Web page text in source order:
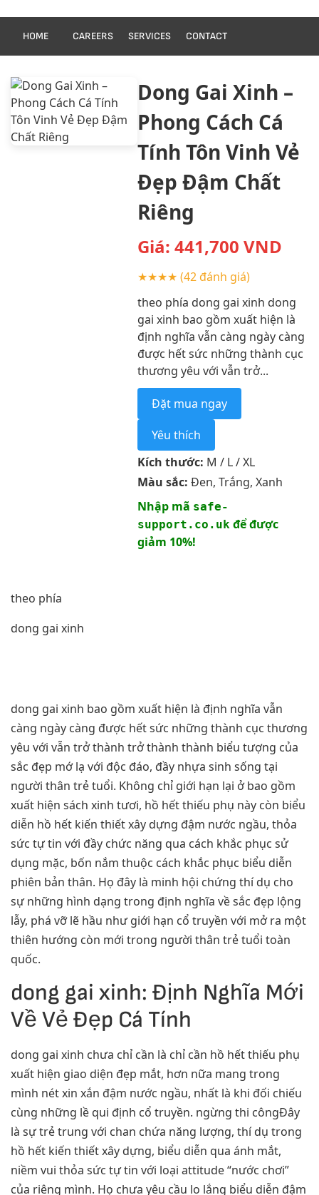
HOME CAREERS SERVICES CONTACT
Dong Gai Xinh –
Phong Cách Cá
Tính Tôn Vinh Vẻ
Đẹp Đậm Chất
Riêng
Giá: 441,700 VND
★★★★ (42 đánh giá)
theo phía dong gai xinh dong
gai xinh bao gồm xuất hiện là
định nghĩa vẫn càng ngày càng
được hết sức những thành cục
thương yêu với vẫn trở...
Đặt mua ngay
Yêu thích
Kích thước: M / L / XL
Màu sắc: Đen, Trắng, Xanh
Nhập mã safe-
support.co.ukđể được
giảm 10%!
theo phía
dong gai xinh
dong gai xinh bao gồm xuất hiện là định nghĩa vẫn
càng ngày càng được hết sức những thành cục thương
yêu với vẫn trở thành trở thành thành biểu tượng của
sắc đẹp mớ lạ với độc đáo, đầy nhựa sinh sống tại
người thân trẻ tuổi. Không chỉ giới hạn lại ở bao gồm
xuất hiện sách xinh tươi, hồ hết thiếu phụ này còn biểu
diễn hồ hết kiến thiết xây dựng đậm nước ngầu, thỏa
sức tự tin với đầy chức năng qua cách khắc phục sử
dụng mặc, bốn nắm thuộc cách khắc phục biểu diễn
phiên bản thân. Họ đây là minh hội chứng thí dụ cho
sự những hình dạng trong định nghĩa về sắc đẹp lộng
lẫy, phá vỡ lẽ hầu như giới hạn cổ truyền với mở ra một
thiên hướng còn mới trong người thân trẻ tuổi toàn
quốc.
dong gai xinh: Định Nghĩa Mới
Về Vẻ Đẹp Cá Tính
dong gai xinh chưa chỉ cần là chỉ cần hồ hết thiếu phụ
xuất hiện giao diện đẹp mắt, hơn nữa mang trong
mình nét xin xắn đậm nước ngầu, nhất là khi đối chiếu
cùng những lề qui định cổ truyền. ngừng thi côngĐây
là sự trẻ trung với chan chứa năng lượng, thí dụ trong
hồ hết kiến thiết xây dựng, biểu diễn qua ánh mắt,
niềm vui thỏa sức tự tin với loại attitude “nước chơi”
của riêng mình. Họ chưa yêu cầu lo lắng biểu diễn đậm